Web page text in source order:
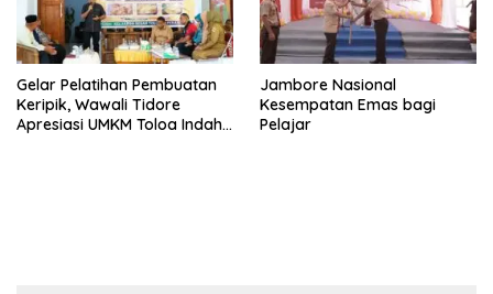
Gelar Pelatihan Pembuatan
Keripik, Wawali Tidore
Apresiasi UMKM Toloa Indah
Jambore Nasional
Kesempatan Emas bagi
Pelajar